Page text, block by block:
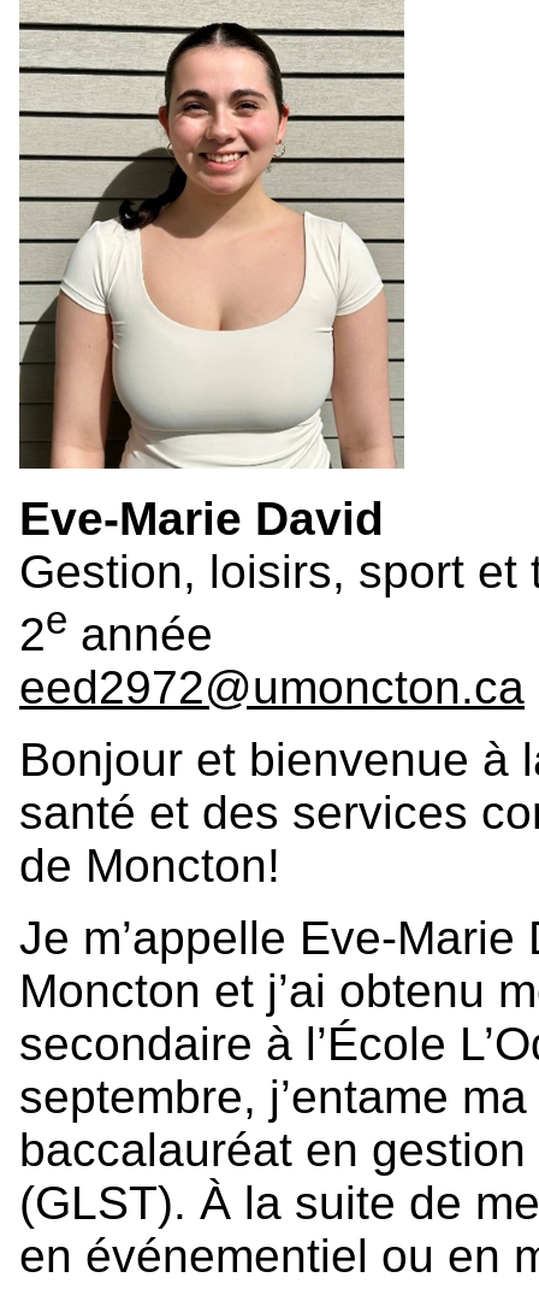
Eve-Marie David
Gestion, loisirs, sport et
2e année
eed2972@umoncton.ca
Bonjour et bienvenue à
santé et des services
de Moncton!
Je m’appelle Eve-
Moncton et j’ai obtenu
secondaire à l’École
septembre, j’entame
baccalauréat en
(GLST). À la suite de
en événementiel ou en